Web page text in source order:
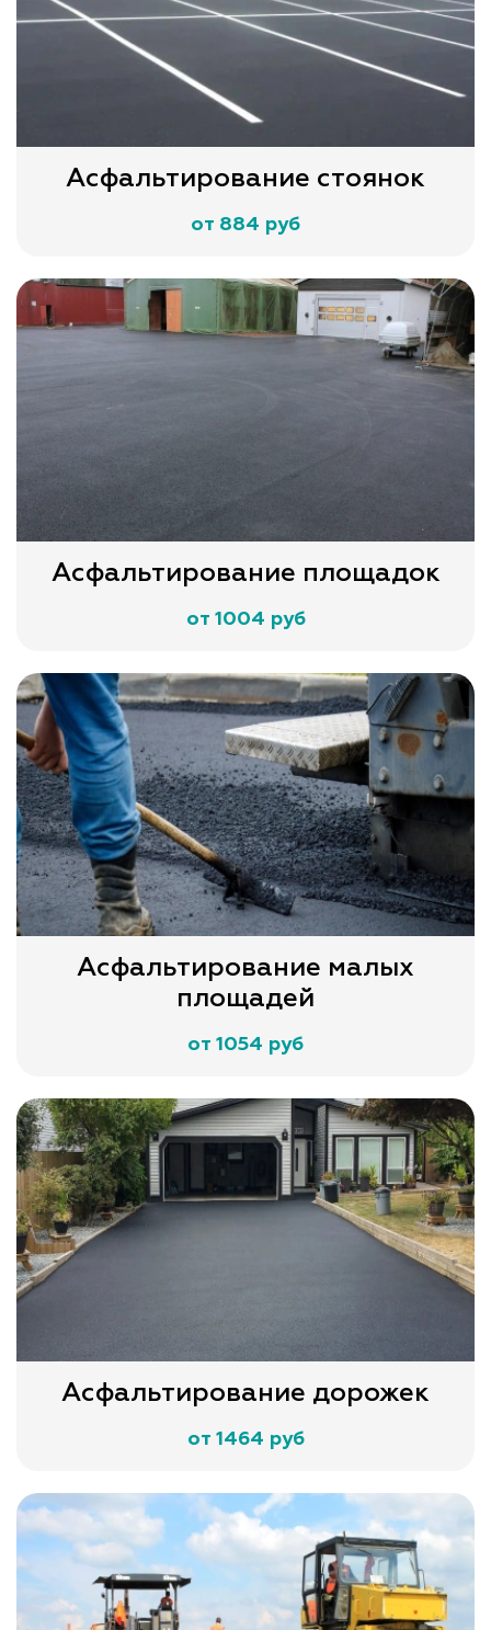
Асфальтирование стоянок
от 884 руб
Асфальтирование площадок
от 1004 руб
Асфальтирование малых
площадей
от 1054 руб
Асфальтирование дорожек
от 1464 руб